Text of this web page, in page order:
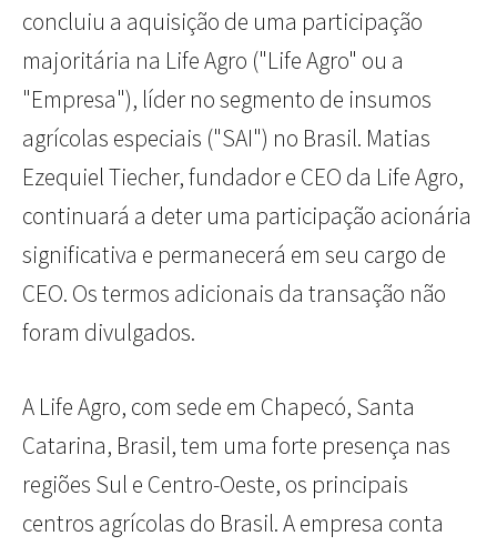
concluiu a aquisição de uma participação
majoritária na Life Agro ("Life Agro" ou a
"Empresa"), líder no segmento de insumos
agrícolas especiais ("SAI") no Brasil. Matias
Ezequiel Tiecher, fundador e CEO da Life Agro,
continuará a deter uma participação acionária
significativa e permanecerá em seu cargo de
CEO. Os termos adicionais da transação não
foram divulgados.
A Life Agro, com sede em Chapecó, Santa
Catarina, Brasil, tem uma forte presença nas
regiões Sul e Centro-Oeste, os principais
centros agrícolas do Brasil. A empresa conta